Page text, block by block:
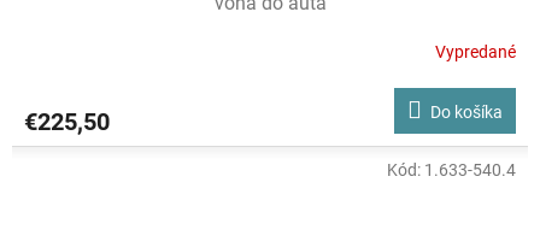
Vypredané
€225,50 Do košíka
Kód: 1.633-540.4